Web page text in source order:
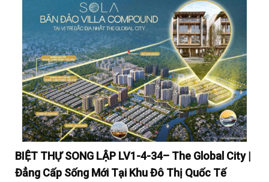
BIỆT THỰ SONG LẬP LV1-4-34– The Global City |
Đẳng Cấp Sống Mới Tại Khu Đô Thị Quốc Tế